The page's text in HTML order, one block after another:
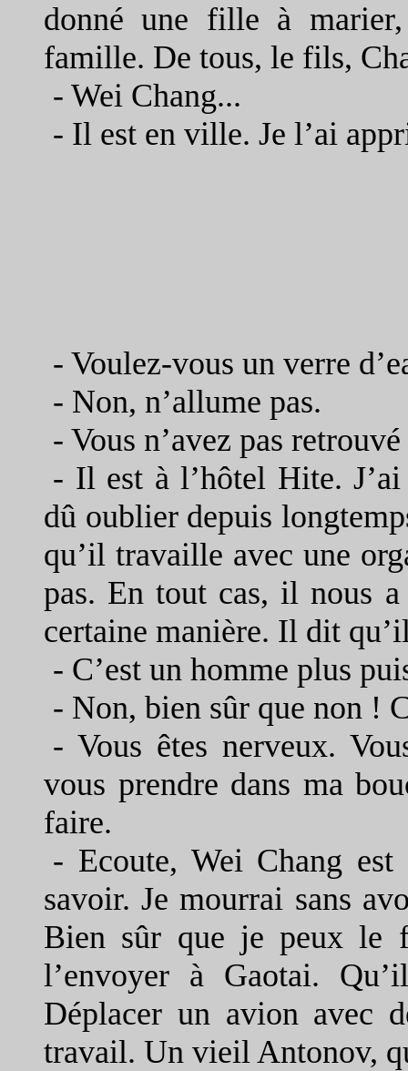
donné une fille à
famille. De tous, le fils,
- Wei Chang...
- Il est en ville. Je l’ai
- Voulez-vous un verre
- Non, n’allume pas.
- Vous n’avez pas
- Il est à l’hôtel Hite.
dû oublier depuis
qu’il travaille avec une
pas. En tout cas, il nous
certaine manière. Il dit
- C’est un homme plus
- Non, bien sûr que non !
- Vous êtes nerveux.
vous prendre dans ma
faire.
- Ecoute, Wei Chang
savoir. Je mourrai sans
Bien sûr que je peux le
l’envoyer à Gaotai.
Déplacer un avion avec
travail. Un vieil Antonov,